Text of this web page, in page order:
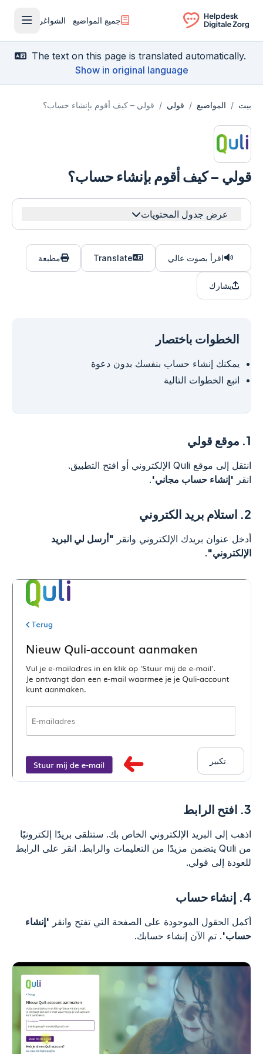
Ga naar de homepagina
جميع المواضيع الشواغر
فتح
The text on this page is translated automatically.
Show in original language
بيت / المواضيع / قولي / قولي – كيف أقوم بإنشاء حساب؟
قولي – كيف أقوم بإنشاء حساب؟
عرض جدول المحتويات
اقرأ بصوت عالي Translate مطبعة
يشارك
الخطوات باختصار
يمكنك إنشاء حساب بنفسك بدون دعوة
اتبع الخطوات التالية
1. موقع قولي
انتقل إلى موقع Quli الإلكتروني أو افتح التطبيق.
انقر 'إنشاء حساب مجاني'.
2. استلام بريد الكتروني
أدخل عنوان بريدك الإلكتروني وانقر "أرسل لي البريد
الإلكتروني".
تكبير
3. افتح الرابط
اذهب إلى البريد الإلكتروني الخاص بك. ستتلقى بريدًا إلكترونيًا
من Quli يتضمن مزيدًا من التعليمات والرابط. انقر على الرابط
للعودة إلى قولي.
4. إنشاء حساب
أكمل الحقول الموجودة على الصفحة التي تفتح وانقر 'إنشاء
حساب'. تم الآن إنشاء حسابك.